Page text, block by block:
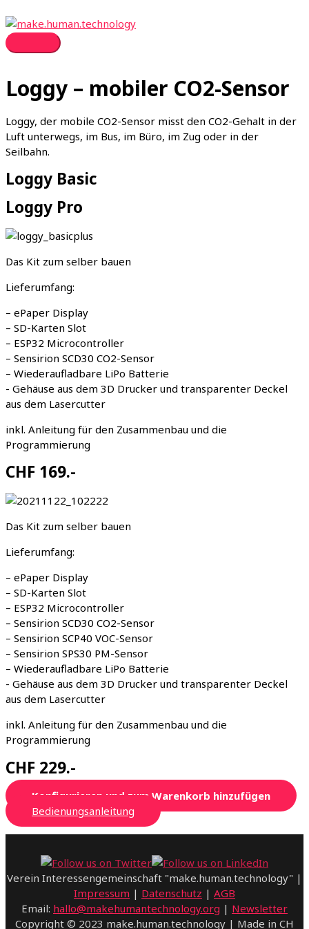
Zum
Inhalt
springenHauptmenü
Loggy – mobiler CO2-Sensor
Loggy, der mobile CO2-Sensor misst den CO2-Gehalt in der
Luft unterwegs, im Bus, im Büro, im Zug oder in der
Seilbahn.
Loggy Basic
Loggy Pro
Das Kit zum selber bauen
Lieferumfang:
– ePaper Display
– SD-Karten Slot
– ESP32 Microcontroller
– Sensirion SCD30 CO2-Sensor
– Wiederaufladbare LiPo Batterie
- Gehäuse aus dem 3D Drucker und transparenter Deckel
aus dem Lasercutter
inkl. Anleitung für den Zusammenbau und die
Programmierung
CHF 169.-
Das Kit zum selber bauen
Lieferumfang:
– ePaper Display
– SD-Karten Slot
– ESP32 Microcontroller
– Sensirion SCD30 CO2-Sensor
– Sensirion SCP40 VOC-Sensor
– Sensirion SPS30 PM-Sensor
– Wiederaufladbare LiPo Batterie
- Gehäuse aus dem 3D Drucker und transparenter Deckel
aus dem Lasercutter
inkl. Anleitung für den Zusammenbau und die
Programmierung
CHF 229.-
Konfigurieren und zum Warenkorb hinzufügen
Bedienungsanleitung
Verein Interessengemeinschaft "make.human.technology" |
Impressum | Datenschutz | AGB
Email: hallo@makehumantechnology.org | Newsletter
Copyright © 2023 make.human.technology | Made in CH